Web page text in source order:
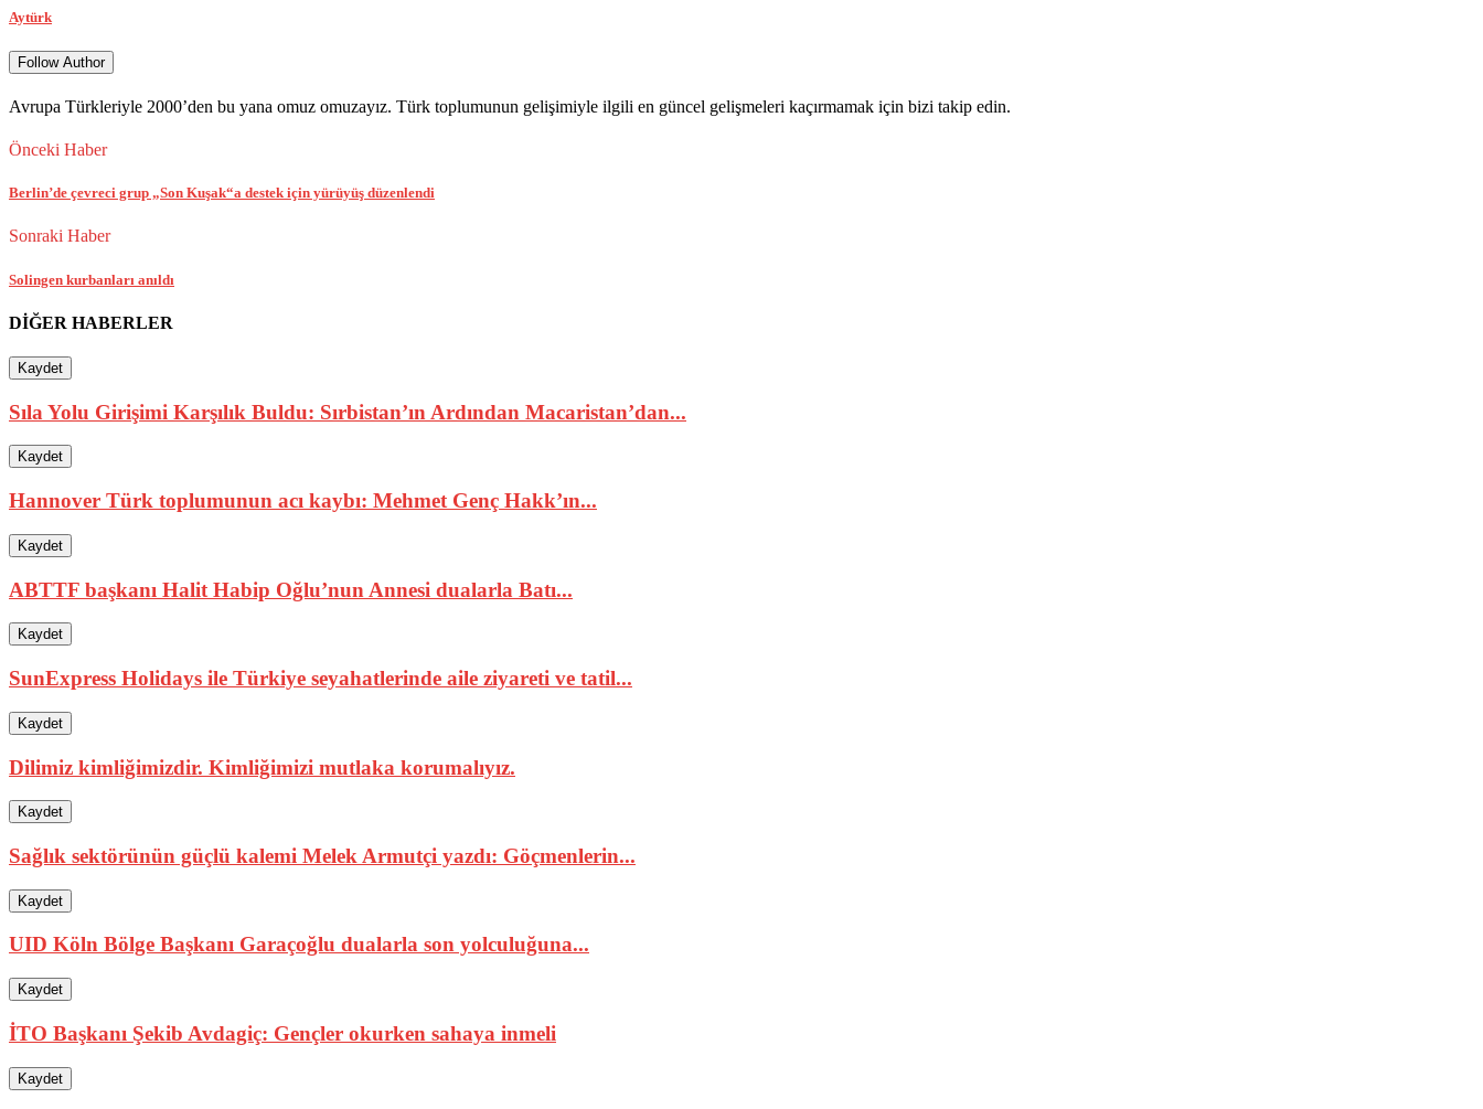
Aytürk
Follow Author
Avrupa Türkleriyle 2000’den bu yana omuz omuzayız. Türk toplumunun gelişimiyle ilgili en güncel gelişmeleri kaçırmamak için bizi takip edin.
Önceki Haber
Berlin’de çevreci grup „Son Kuşak“a destek için yürüyüş düzenlendi
Sonraki Haber
Solingen kurbanları anıldı
DİĞER HABERLER
Kaydet
Sıla Yolu Girişimi Karşılık Buldu: Sırbistan’ın Ardından Macaristan’dan...
Kaydet
Hannover Türk toplumunun acı kaybı: Mehmet Genç Hakk’ın...
Kaydet
ABTTF başkanı Halit Habip Oğlu’nun Annesi dualarla Batı...
Kaydet
SunExpress Holidays ile Türkiye seyahatlerinde aile ziyareti ve tatil...
Kaydet
Dilimiz kimliğimizdir. Kimliğimizi mutlaka korumalıyız.
Kaydet
Sağlık sektörünün güçlü kalemi Melek Armutçi yazdı: Göçmenlerin...
Kaydet
UID Köln Bölge Başkanı Garaçoğlu dualarla son yolculuğuna...
Kaydet
İTO Başkanı Şekib Avdagiç: Gençler okurken sahaya inmeli
Kaydet